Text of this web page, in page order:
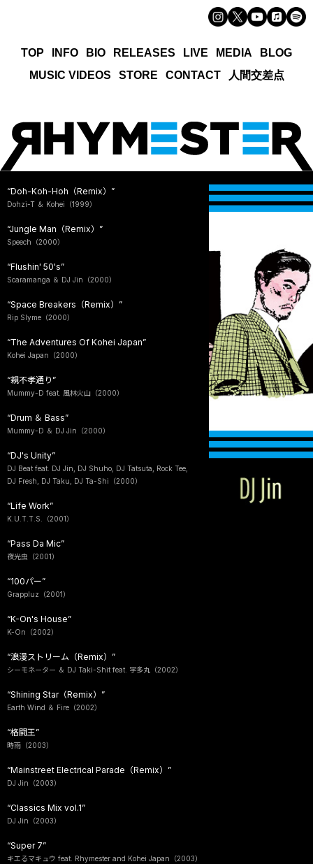
TOP INFO BIO RELEASES LIVE MEDIA
BLOG
MUSIC VIDEOS
STORE CONTACT 人間交差点
“Doh-Koh-Hoh（Remix）”
Dohzi-T ＆ Kohei（1999）
“Jungle Man（Remix）”
Speech（2000）
“Flushin' 50's”
Scaramanga ＆ DJ Jin（2000）
“Space Breakers（Remix）”
Rip Slyme（2000）
“The Adventures Of Kohei Japan”
Kohei Japan（2000）
“親不孝通り”
Mummy-D feat. 風林火山（2000）
“Drum ＆ Bass”
Mummy-D ＆ DJ Jin（2000）
“DJ's Unity”
DJ Beat feat. DJ Jin, DJ Shuho, DJ Tatsuta, Rock Tee,
DJ Fresh, DJ Taku, DJ Ta-Shi（2000）
“Life Work”
K.U.T.T.S.（2001）
“Pass Da Mic”
夜光虫（2001）
“100パー”
Grappluz（2001）
“K-On's House”
K-On（2002）
“浪漫ストリーム（Remix）”
シーモネーター ＆ DJ Taki-Shit feat. 宇多丸（2002）
“Shining Star（Remix）”
Earth Wind ＆ Fire（2002）
“格闘王”
時雨（2003）
“Mainstreet Electrical Parade（Remix）”
DJ Jin（2003）
“Classics Mix vol.1”
DJ Jin（2003）
“Super 7”
キエるマキュウ feat. Rhymester and Kohei Japan（2003）